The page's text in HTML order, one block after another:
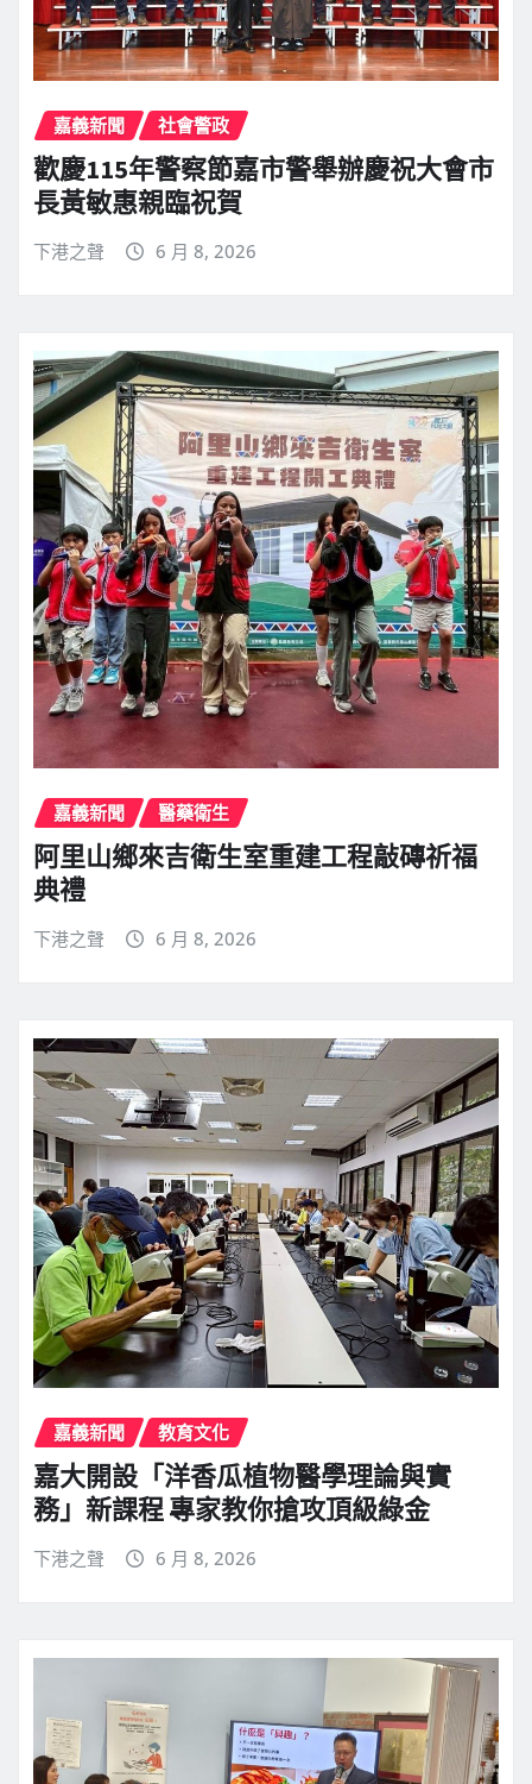
嘉義新聞 社會警政
歡慶115年警察節嘉市警舉辦慶祝大會市
長黃敏惠親臨祝賀
下港之聲 6 月 8, 2026
嘉義新聞 醫藥衛生
阿里山鄉來吉衛生室重建工程敲磚祈福
典禮
下港之聲 6 月 8, 2026
嘉義新聞 教育文化
嘉大開設「洋香瓜植物醫學理論與實
務」新課程 專家教你搶攻頂級綠金
下港之聲 6 月 8, 2026